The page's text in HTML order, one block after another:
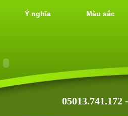
05013.741.172
Ý nghĩa Màu sắc